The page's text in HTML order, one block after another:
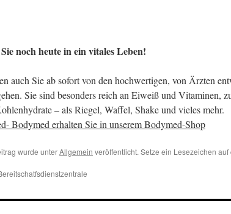
noch heute in ein vitales Leben!
auch Sie ab sofort von den hochwertigen, von Ärzten
Sie sind besonders reich an Eiweiß und Vitaminen,
– als Riegel, Waffel, Shake und vieles mehr.
Bodymed erhalten Sie in unserem Bodymed-Shop
wurde unterAllgemein veröffentlicht. Setze ein Lesezeichen auf